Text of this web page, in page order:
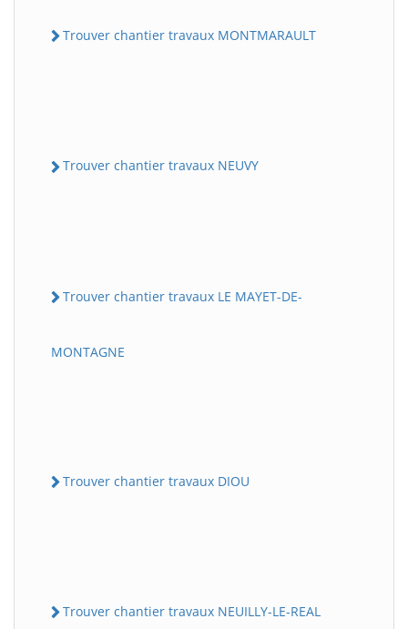
Trouver chantier travaux MONTMARAULT
Trouver chantier travaux NEUVY
Trouver chantier travaux LE MAYET-DE-
MONTAGNE
Trouver chantier travaux DIOU
Trouver chantier travaux NEUILLY-LE-REAL